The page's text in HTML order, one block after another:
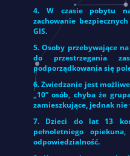
4. W czasie pobytu
zachowanie
GIS.
5. Osoby przebywające
do przestrzegania
podporządkowania się
6. Zwiedzanie jest
„10” osób, chyba że
zamieszkujące, jednak nie
7. Dzieci do lat 13
pełnoletniego
odpowiedzialność.